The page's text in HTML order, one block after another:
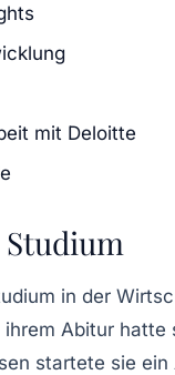
mit Deloitte
in der
Abitur hatte
startete sie